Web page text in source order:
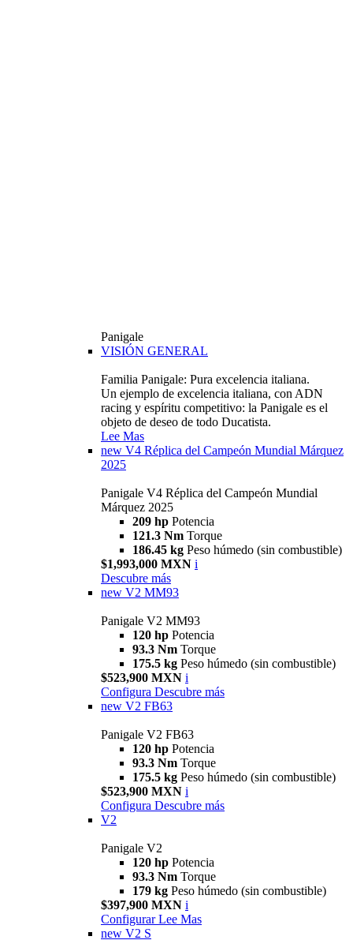
Panigale
VISIÓN GENERAL
Familia Panigale: Pura excelencia italiana.
Un ejemplo de excelencia italiana, con ADN
racing y espíritu competitivo: la Panigale es el
objeto de deseo de todo Ducatista.
Lee Mas
new V4 Réplica del Campeón Mundial Márquez
2025
Panigale V4 Réplica del Campeón Mundial
Márquez 2025
209 hp Potencia
121.3 Nm Torque
186.45 kg Peso húmedo (sin combustible)
$1,993,000 MXN i
Descubre más
new V2 MM93
Panigale V2 MM93
120 hp Potencia
93.3 Nm Torque
175.5 kg Peso húmedo (sin combustible)
$523,900 MXN i
Configura Descubre más
new V2 FB63
Panigale V2 FB63
120 hp Potencia
93.3 Nm Torque
175.5 kg Peso húmedo (sin combustible)
$523,900 MXN i
Configura Descubre más
V2
Panigale V2
120 hp Potencia
93.3 Nm Torque
179 kg Peso húmedo (sin combustible)
$397,900 MXN i
Configurar Lee Mas
new V2 S